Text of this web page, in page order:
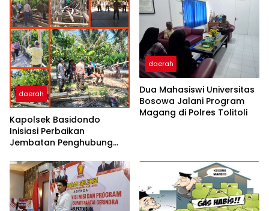
daerah
Kapolsek Basidondo
Inisiasi Perbaikan
Jembatan Penghubung
Kayulompa
daerah
Dua Mahasiswi Universitas
Bosowa Jalani Program
Magang di Polres Tolitoli